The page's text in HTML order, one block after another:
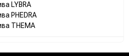
LYBRA
PHEDRA
THEMA